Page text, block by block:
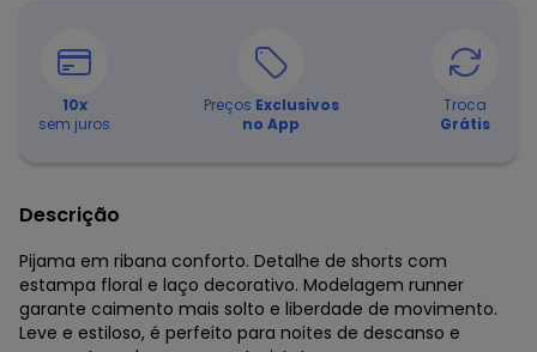
10x
sem juros
Preços Exclusivos
no App
Troca
Grátis
Descrição
Pijama em ribana conforto. Detalhe de shorts com
estampa floral e laço decorativo. Modelagem runner
garante caimento mais solto e liberdade de movimento.
Leve e estiloso, é perfeito para noites de descanso e